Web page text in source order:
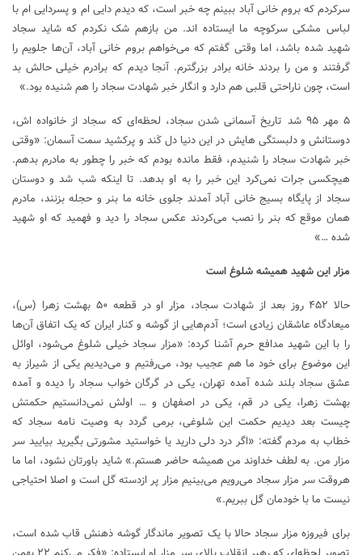
سرکردم که بروم خانی آباد ببینم چه خبر است، که دیدم دایی ام و پسردایی ام با
لباس مشکی سرکوچه ما ایستاده اند. من بازهم شک نکردم که شاید سجاد
شهید شده باشد، اما وقتی گفتم که می‌خواهم بروم خانی آباد، آن‌ها جلویم را
گرفتند و من را بردند خانه برادر بزرگترم. آنجا دیدم که برادرم خیلی حالش بد
است، چون ناراحتی قلبی هم دارد و انگار خبر شهادت سجاد را هم شنیده بود.»
۵ مهر ۹۵ شد تاریخ آسمانی شدن سجاد، لحظه‌ای که سجاد از خانواده اش،
دوستانش و دلبستگی هایش در این دنیا دل کَند و پرکشید سمت آسمان: «وقتی
خبر شهادت سجاد را شنیدم، فقط مانده بودم که خبر را چطور به مادرم بدهم.
هیچکسی جرات نمی‌کرد این خبر را به او بدهد. تا اینکه شب شد و دوستان
سجاد از پایگاه بسیج خانی آباد آمدند جلوی خانه ما بنر و حجله بزنند، مادرم
همان موقع که بنر را نصب می‌کردند عکس سجاد را دید و فهمید که او شهید
شده …»
مزار این شهید همیشه شلوغ است
حالا ۴۵۲ روز بعد از شهادت سجاد، مزار او در قطعه ۵۰ بهشت زهرا (س)،
میعادگاه عاشقان زیادی است؛ آدم‌هایی از گوشه و کنار ایران که یک اتفاق آن‌ها
را با این شهید مدافع حرم آشنا کرده: «مزار سجاد خیلی شلوغ می‌شود، اوائل
این موضوع برای خود ما هم عجیب بود، می‌رفتیم و می‌دیدیم یکی از شیراز به
عشق سجاد بلند شده آمده تهران، یکی در گرگان خواب سجاد را دیده و آمده
بهشت زهرا، یکی در قم، یکی در اصفهان و … اولش نمی‌دانستیم حکمتش
چیست بعد دیدیم حکمت این شلوغی، برمی گردد به وصیت نامه سجاد که
خطاب به مردم گفته: «اگر درد دلی دارید یا خواستید مشورتی بگیرید بیایید سر
مزار من. به لطف خداوند من همیشه حاضر هستم.» شاید باورتان نشود، اما ما
هروقت سر مزار سجاد می‌رویم می‌بینیم مزار پر ازدسته گل است و اصلا احتیاجی
نیست ما با خودمان گل ببریم.»
برای فیروزه مزار سجاد حالا با یک تصویر ماندگار گوشه ذهنش قاب شده است،